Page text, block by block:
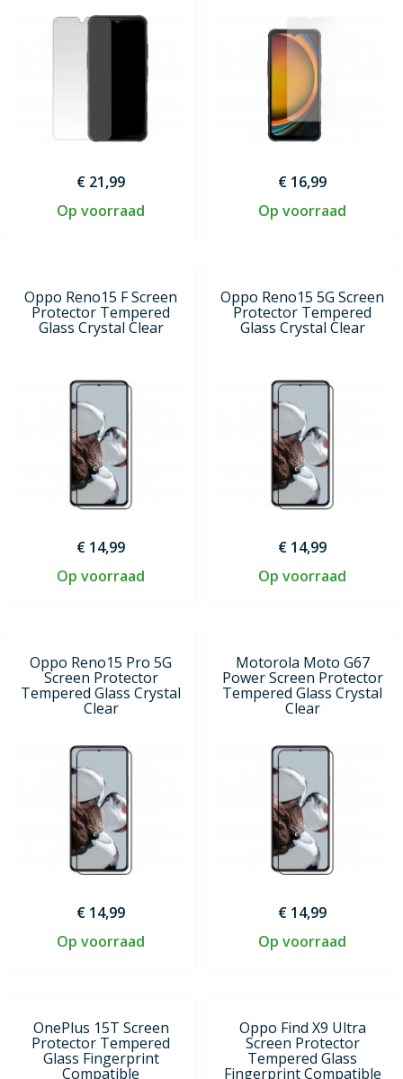
€ 21,99
Op voorraad
€ 16,99
Op voorraad
Oppo Reno15 F Screen
Protector Tempered
Glass Crystal Clear
€ 14,99
Op voorraad
Oppo Reno15 5G Screen
Protector Tempered
Glass Crystal Clear
€ 14,99
Op voorraad
Oppo Reno15 Pro 5G
Screen Protector
Tempered Glass Crystal
Clear
€ 14,99
Op voorraad
Motorola Moto G67
Power Screen Protector
Tempered Glass Crystal
Clear
€ 14,99
Op voorraad
OnePlus 15T Screen
Protector Tempered
Glass Fingerprint
Compatible
Oppo Find X9 Ultra
Screen Protector
Tempered Glass
Fingerprint Compatible